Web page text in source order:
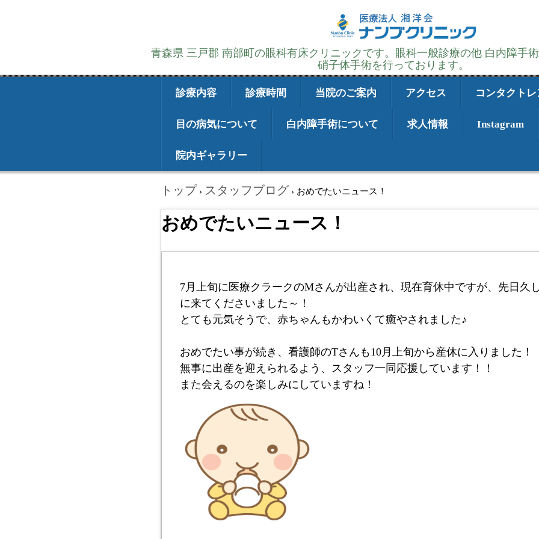
青森県 三戸郡 南部町の眼科有床クリニックです。眼科一般診療の他 白内障手
硝子体手術を行っております。
診療内容 診療時間 当院のご案内 アクセス コンタクト
目の病気について 白内障手術について 求人情報 Instagram
院内ギャラリー
トップ › スタッフブログ › おめでたいニュース！
おめでたいニュース！
7月上旬に医療クラークのMさんが出産され、現在育休中ですが、先日久
に来てくださいました～！
とても元気そうで、赤ちゃんもかわいくて癒やされました♪
おめでたい事が続き、看護師のTさんも10月上旬から産休に入りました！
無事に出産を迎えられるよう、スタッフ一同応援しています！！
また会えるのを楽しみにしていますね！